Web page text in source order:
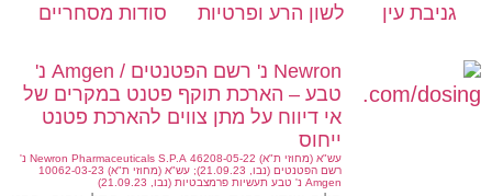
גניבת עין לשון הרע ופרטיות סודות מסחריים
Newron נ' רשם הפטנטים / Amgen נ'
טבע – הארכת תוקף פטנט במקרים של
אי דיווח על מתן צווים להארכת פטנט
ייחוס
עש"א (מחוזי ת"א) 46208-05-22 Newron Pharmaceuticals S.P.A נ'
רשם הפטנטים (נבו, 21.09.23); עש"א (מחוזי ת"א) 10062-03-23
Amgen נ' טבע תעשיות פרמצבטיות (נבו, 21.09.23)